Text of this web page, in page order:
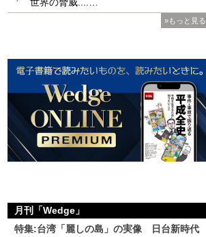
»もっと見る
月刊「Wedge」
特集:台湾「麗しの島」の実像 日台新時代